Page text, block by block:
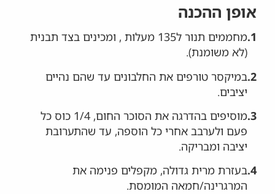
אופן ההכנה
1.
מחממים תנור ל135 מעלות , ומכינים בצד תבנית
(לא משומנת).
2. במיקסר טורפים את החלבונים עד שהם נהיים
יציבים.
3.
מוסיפים בהדרגה את הסוכר החום, 1/4 כוס כל
פעם ולערבב אחרי כל הוספה, עד שהתערובת
יציבה ומבריקה.
4. בעזרת מרית גדולה, מקפלים פנימה את
המרגרינה/חמאה המומסת.